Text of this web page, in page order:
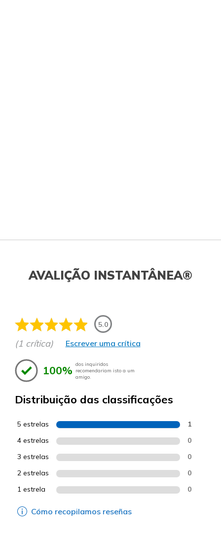
AVALIÇÃO INSTANTÂNEA®
5.0
(1 crítica) Escrever uma crítica
100% dos inquiridos
recomendariam isto a um
amigo.
Distribuição das classificações
5 estrelas 1
4 estrelas 0
3 estrelas 0
2 estrelas 0
1 estrela 0
Cómo recopilamos reseñas